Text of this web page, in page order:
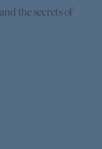
the secrets of